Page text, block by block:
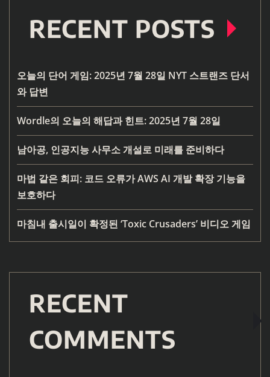
RECENT POSTS
오늘의 단어 게임: 2025년 7월 28일 NYT 스트랜즈 단서
와 답변
Wordle의 오늘의 해답과 힌트: 2025년 7월 28일
남아공, 인공지능 사무소 개설로 미래를 준비하다
마법 같은 회피: 코드 오류가 AWS AI 개발 확장 기능을
보호하다
마침내 출시일이 확정된 ‘Toxic Crusaders’ 비디오 게임
RECENT
COMMENTS